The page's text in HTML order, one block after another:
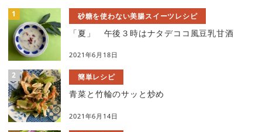
砂糖を使わない美腸スイーツレシピ
「夏」 午後３時はナタデココ風豆乳甘酒
2021年6月18日
簡単レシピ
青菜と竹輪のサッと炒め
2021年6月14日